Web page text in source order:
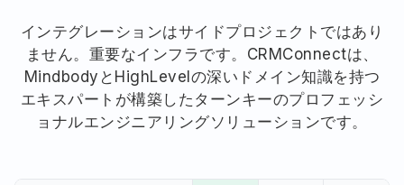
インテグレーションはサイドプロジェクトではあり
ません。重要なインフラです。CRMConnectは、
MindbodyとHighLevelの深いドメイン知識を持つ
エキスパートが構築したターンキーのプロフェッシ
ョナルエンジニアリングソリューションです。